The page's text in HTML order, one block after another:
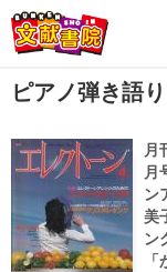
会員登録
ログイン
ピアノ弾き語り
月
月
ン
美
ン